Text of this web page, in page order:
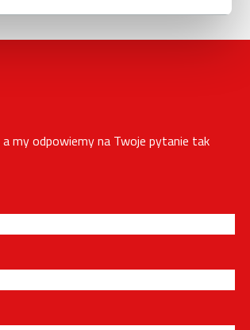
my odpowiemy na Twoje pytanie tak